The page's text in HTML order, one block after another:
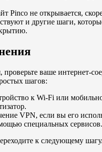
Pinco не открывается,
и другие шаги,
проверьте ваше интернет-
шагов:
к Wi-Fi или
VPN, если вы его
специальных сервисов.
к следующему шагу.